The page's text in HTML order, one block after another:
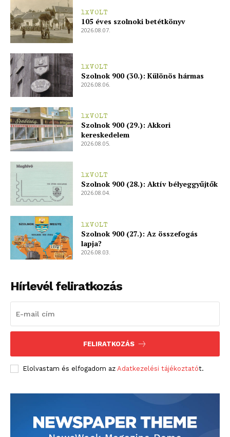
blogSZOLNOK
1XVOLT
105 éves szolnoki betétkönyv
2026.08.07.
1XVOLT
Szolnok 900 (30.): Különös hármas
2026.08.06.
1XVOLT
Szolnok 900 (29.): Akkori
kereskedelem
2026.08.05.
1XVOLT
Szolnok 900 (28.): Aktív bélyeggyűjtők
2026.08.04.
1XVOLT
Szolnok 900 (27.): Az összefogás
lapja?
2026.08.03.
Hírlevél feliratkozás
FELIRATKOZÁS
Elolvastam és elfogadom az Adatkezelési tájékoztatót.